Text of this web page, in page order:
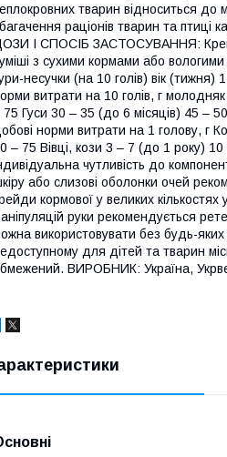
тварин відноситься
раціонів тварин та птиці
І СПОСІБ ЗАСТОСУВАННЯ:
з сухими кормами або
несучки (на 10 голів) вік
витрати на 10 голів, г
75 Гуси 30 – 35 (до 6 місяців) 45 –
норми витрати на 1 голову, г
– 75 Вівці, кози 3 – 7 (до 1 року)
чутливість до
або слизові оболонки очей
кормової у великих
руки рекомендується
використовувати без будь-
для дітей та тварин
ВИРОБНИК: Україна,